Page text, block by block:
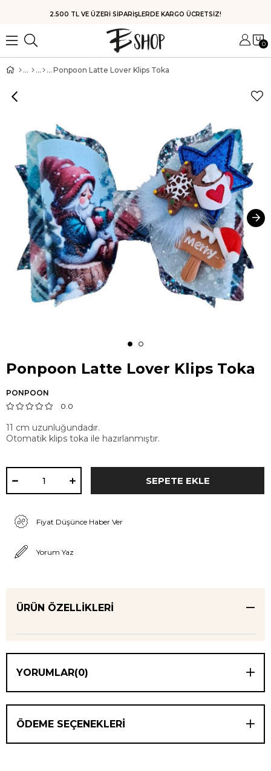
HIZLI KARGO
0
Ponpoon Latte Lover Klips Toka
Ponpoon Latte Lover Klips Toka
PONPOON
0.0
11 cm uzunluğundadır.
Otomatik klips toka ile hazırlanmıştır.
Fiyat Düşünce Haber Ver
Yorum Yaz
ÜRÜN ÖZELLIKLERI
YORUMLAR(0)
ÖDEME SEÇENEKLERI